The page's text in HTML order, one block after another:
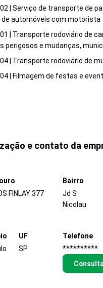
| Serviço de transporte de
de automóveis com motorista
| Transporte rodoviário de
perigosos e mudanças,
| Transporte rodoviário de
| Filmagem de festas e
e contato da
FINLAY 377
Bairro
Jd S
Nicolau
UF
SP
Telefone
**********